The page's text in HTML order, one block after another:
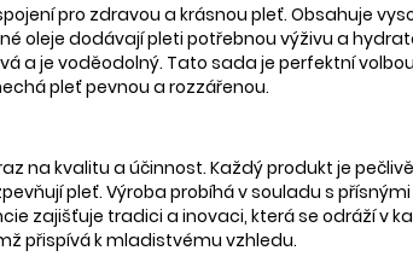
pro zdravou a krásnou pleť. Obsahuje
oleje dodávají pleti potřebnou výživu a
a je voděodolný. Tato sada je perfektní
pleť pevnou a rozzářenou.
na kvalitu a účinnost. Každý produkt je
pleť. Výroba probíhá v souladu s
zajišťuje tradici a inovaci, která se odráží v
přispívá k mladistvému vzhledu.